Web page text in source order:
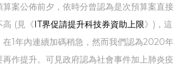
案公佈前夕，依時分曾認為是次預算案直接
高 (見《IT界促請提升科技券資助上限》)，這
在1年內連續加碼稍急，然而我們認為2020年
作提升。可見政府認為社會事件加上肺炎疫